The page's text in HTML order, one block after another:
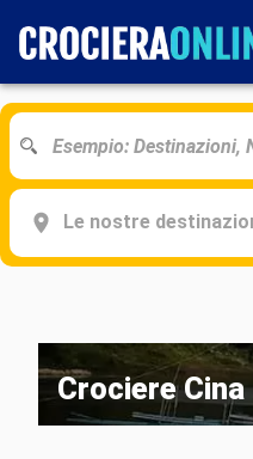
Le nostre
Crociere